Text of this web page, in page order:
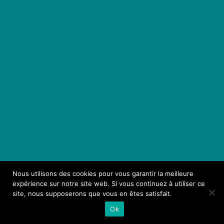
Nous utilisons des cookies pour vous garantir la meilleure
expérience sur notre site web. Si vous continuez à utiliser ce
site, nous supposerons que vous en êtes satisfait.
Ok